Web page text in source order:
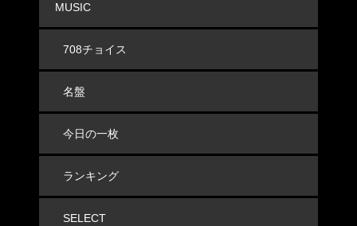
MUSIC
708チョイス
名盤
今日の一枚
ランキング
SELECT